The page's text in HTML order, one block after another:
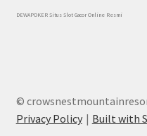
DEWAPOKER Situs Slot Gacor Online Resmi
©
Privacy Policy
Built with